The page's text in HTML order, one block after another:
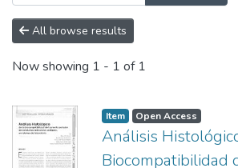
All browse results
Now showing 1 - 1 of 1
Item Open Access
Análisis
Biocompatibilidad